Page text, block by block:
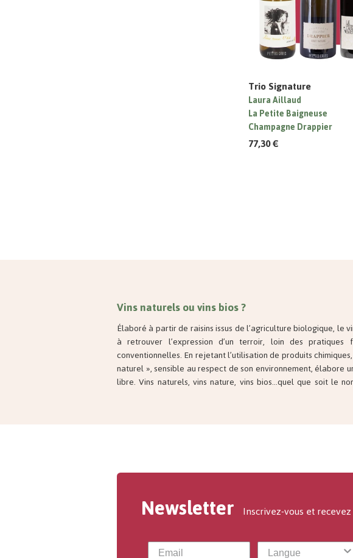
Trio Signature
Laura Aillaud
La Petite Baigneuse
Champagne Drappier
77,30 €
Vins naturels ou vins bios ?
Élaboré à partir de raisins issus de l’agriculture biologique, le
à retrouver l’expression d’un terroir, loin des pratiques
conventionnelles. En rejetant l’utilisation de produits
naturel », sensible au respect de son environnement, élabore
libre. Vins naturels, vins nature, vins bios…quel que soit le
principes sont là : la volonté pour l’ensemble des vignerons
proposer des vins dans un esprit biologique voire en
souvent récoltés à la main, des cuvées sans ou avec peu de
des vins travaillés avec un maximum de levures
Newsletter Inscrivez-vous et